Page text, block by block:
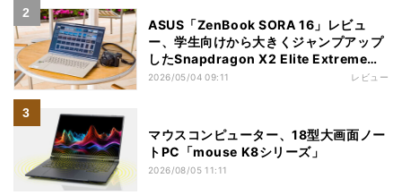
ASUS「ZenBook SORA 16」レビュ
ー、学生向けから大きくジャンプアップ
したSnapdragon X2 Elite Extremeノ
ートPC
2026/05/04 09:11 レビュー
マウスコンピューター、18型大画面ノー
トPC「mouse K8シリーズ」
2026/08/05 11:11